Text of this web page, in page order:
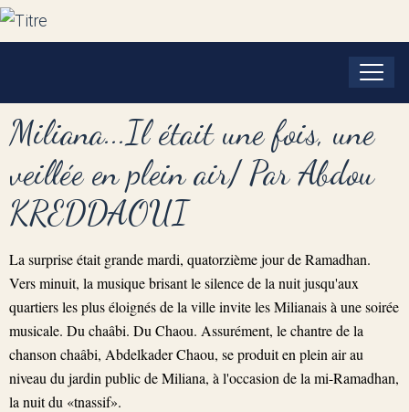
Miliana...Il était une fois, une
veillée en plein air/ Par Abdou
KREDDAOUI
La surprise était grande mardi, quatorzième jour de Ramadhan.
Vers minuit, la musique brisant le silence de la nuit jusqu'aux
quartiers les plus éloignés de la ville invite les Milianais à une soirée
musicale. Du chaâbi. Du Chaou. Assurément, le chantre de la
chanson chaâbi, Abdelkader Chaou, se produit en plein air au
niveau du jardin public de Miliana, à l'occasion de la mi-Ramadhan,
la nuit du «tnassif».